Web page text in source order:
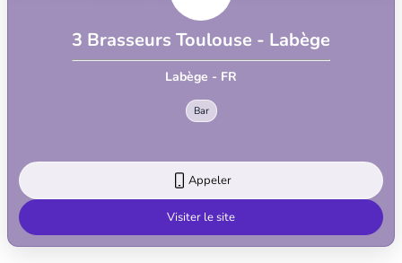
3 Brasseurs Toulouse - Labège
Labège - FR
Bar
Appeler
Visiter le site